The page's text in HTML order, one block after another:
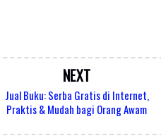
NEXT
Jual Buku: Serba Gratis di Internet,
Praktis & Mudah bagi Orang Awam